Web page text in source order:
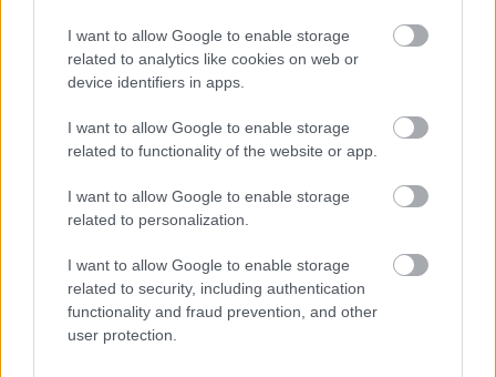
I want to allow Google to enable storage
related to analytics like cookies on web or
device identifiers in apps.
I want to allow Google to enable storage
related to functionality of the website or app.
I want to allow Google to enable storage
related to personalization.
I want to allow Google to enable storage
related to security, including authentication
functionality and fraud prevention, and other
user protection.
Προσθήκη Σχολίου
ΣΗΜΕΡΑ ΣΤΟ IATRONET.GR